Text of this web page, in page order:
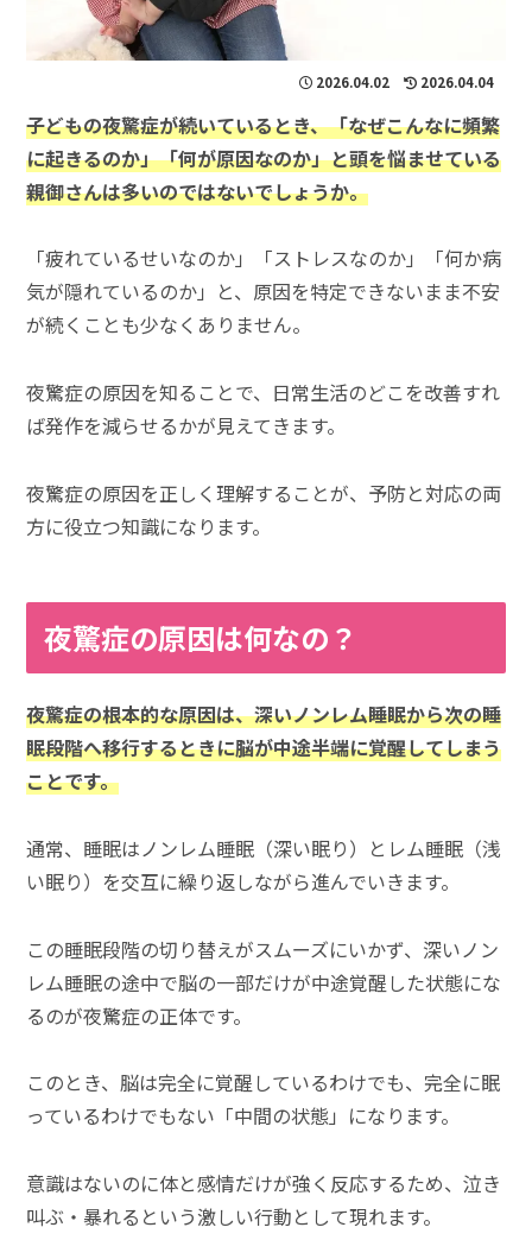
2026.04.02 2026.04.04
子どもの夜驚症が続いているとき、「なぜこんなに頻繁
に起きるのか」「何が原因なのか」と頭を悩ませている
親御さんは多いのではないでしょうか。
「疲れているせいなのか」「ストレスなのか」「何か病
気が隠れているのか」と、原因を特定できないまま不安
が続くことも少なくありません。
夜驚症の原因を知ることで、日常生活のどこを改善すれ
ば発作を減らせるかが見えてきます。
夜驚症の原因を正しく理解することが、予防と対応の両
方に役立つ知識になります。
夜驚症の原因は何なの？
夜驚症の根本的な原因は、深いノンレム睡眠から次の睡
眠段階へ移行するときに脳が中途半端に覚醒してしまう
ことです。
通常、睡眠はノンレム睡眠（深い眠り）とレム睡眠（浅
い眠り）を交互に繰り返しながら進んでいきます。
この睡眠段階の切り替えがスムーズにいかず、深いノン
レム睡眠の途中で脳の一部だけが中途覚醒した状態にな
るのが夜驚症の正体です。
このとき、脳は完全に覚醒しているわけでも、完全に眠
っているわけでもない「中間の状態」になります。
意識はないのに体と感情だけが強く反応するため、泣き
叫ぶ・暴れるという激しい行動として現れます。